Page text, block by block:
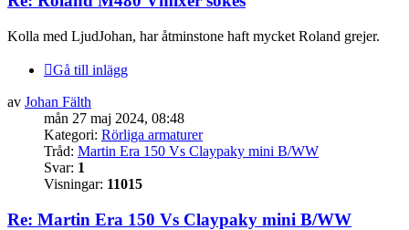
Kolla med LjudJohan, har åtminstone haft mycket Roland grejer.
Gå till inlägg
av Johan Fälth
mån 27 maj 2024, 08:48
Kategori: Rörliga armaturer
Tråd: Martin Era 150 Vs Claypaky mini B/WW
Svar: 1
Visningar: 11015
Re: Martin Era 150 Vs Claypaky mini B/WW